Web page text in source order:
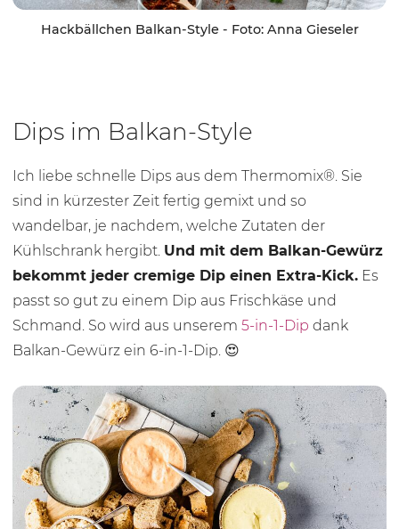
Hackbällchen Balkan-Style - Foto: Anna Gieseler
Dips im Balkan-Style
Ich liebe schnelle Dips aus dem Thermomix®. Sie
sind in kürzester Zeit fertig gemixt und so
wandelbar, je nachdem, welche Zutaten der
Kühlschrank hergibt. Und mit dem Balkan-Gewürz
bekommt jeder cremige Dip einen Extra-Kick. Es
passt so gut zu einem Dip aus Frischkäse und
Schmand. So wird aus unserem 5-in-1-Dip dank
Balkan-Gewürz ein 6-in-1-Dip. 😍